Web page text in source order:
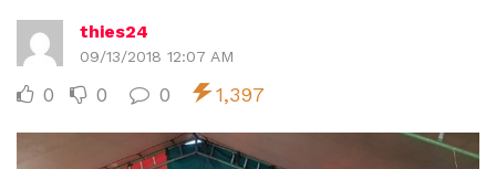
thies24
09/13/2018 12:07 AM
0 0 0 1,397